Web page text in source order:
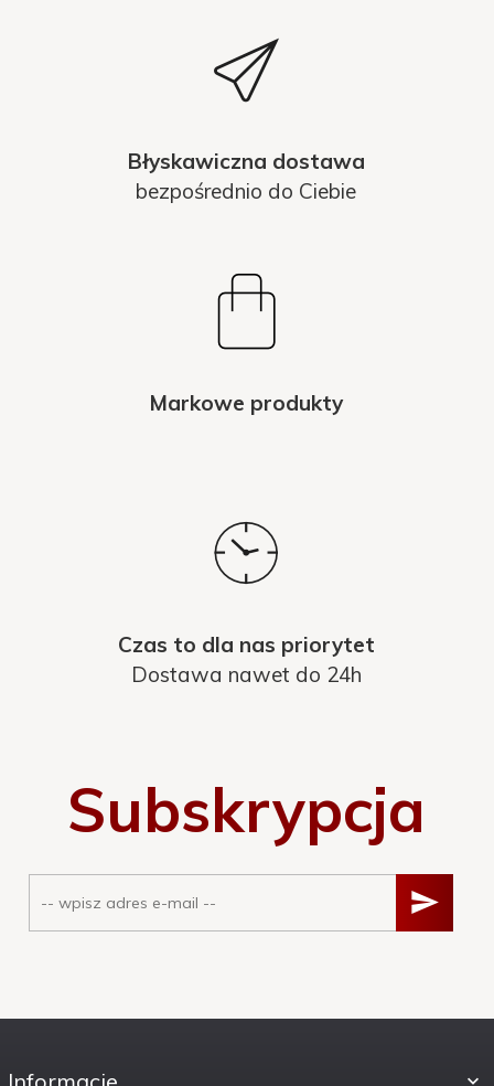
Błyskawiczna dostawa
bezpośrednio do Ciebie
Markowe produkty
Czas to dla nas priorytet
Dostawa nawet do 24h
Subskrypcja